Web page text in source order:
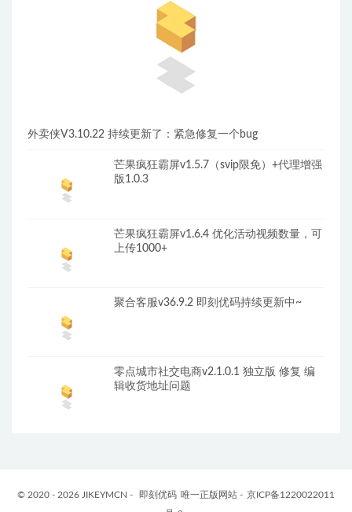
外卖侠V3.10.22 持续更新了：紧急修复一个bug
芒果疯狂霸屏v1.5.7（svip限免）+代理增强
版1.0.3
芒果疯狂霸屏v1.6.4 优化活动视频数量，可
上传1000+
聚合客服v36.9.2 即刻优码持续更新中~
零点城市社交电商v2.1.0.1 独立版 修复 编
辑收货地址问题
© 2020 - 2026 JIKEYMCN - 即刻优码 唯一正版网站 - 京ICP备1220022011